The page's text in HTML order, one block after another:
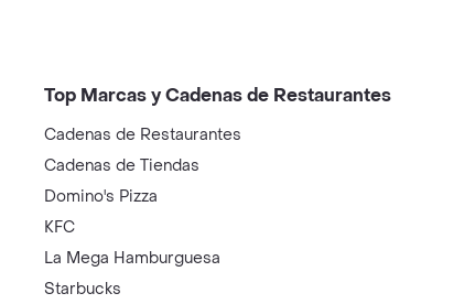
Top Marcas y Cadenas de Restaurantes
Cadenas de Restaurantes
Cadenas de Tiendas
Domino's Pizza
KFC
La Mega Hamburguesa
Starbucks